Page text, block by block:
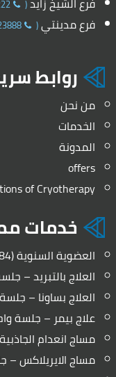
(
فرع مدينتي(
روابط
من نحن
الخدمات
المدونة
offers
of Cryotherapy
خدمات
العضوية السنوية (84 جلسة في السنة)
العلاج بالتبريد –
العلاج بساونا –
علاج بيمر – جلسة
مساج انعدام
مساج الايريلاكس –